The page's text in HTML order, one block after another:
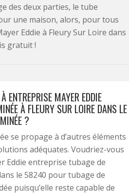
des deux parties, le tube
une maison, alors, pour tous
Eddie à Fleury Sur Loire dans
gratuit !
ENTREPRISE MAYER EDDIE
À FLEURY SUR LOIRE DANS LE
?
se propage à d’autres éléments
adéquates. Voudriez-vous
Eddie entreprise tubage de
le 58240 pour tubage de
puisqu’elle reste capable de